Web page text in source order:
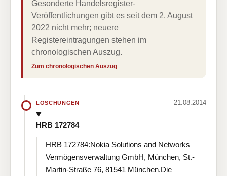
Gesonderte Handelsregister-
Veröffentlichungen gibt es seit dem 2. August
2022 nicht mehr; neuere
Registereintragungen stehen im
chronologischen Auszug.
Zum chronologischen Auszug
LÖSCHUNGEN 21.08.2014
HRB 172784
HRB 172784:Nokia Solutions and Networks
Vermögensverwaltung GmbH, München, St.-
Martin-Straße 76, 81541 München.Die